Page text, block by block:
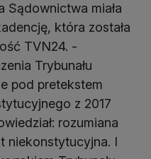
Sądownictwa miała
która została
TVN24. -
Trybunału
pod pretekstem
z 2017
rozumiana
niekonstytucyjna. I